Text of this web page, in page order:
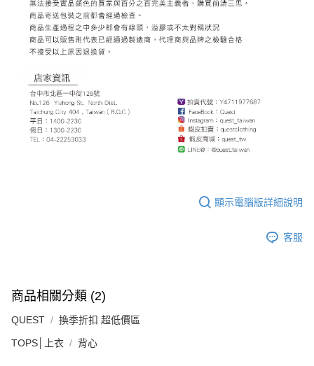
顯示電腦版詳細說明
客服
商品相關分類 (2)
QUEST 換季折扣 超低價區
TOPS│上衣 背心